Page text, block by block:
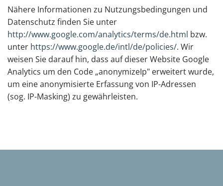
Nähere Informationen zu Nutzungsbedingungen und
Datenschutz finden Sie unter
http://www.google.com/analytics/terms/de.html bzw.
unter https://www.google.de/intl/de/policies/. Wir
weisen Sie darauf hin, dass auf dieser Website Google
Analytics um den Code „anonymizeIp" erweitert wurde,
um eine anonymisierte Erfassung von IP-Adressen
(sog. IP-Masking) zu gewährleisten.